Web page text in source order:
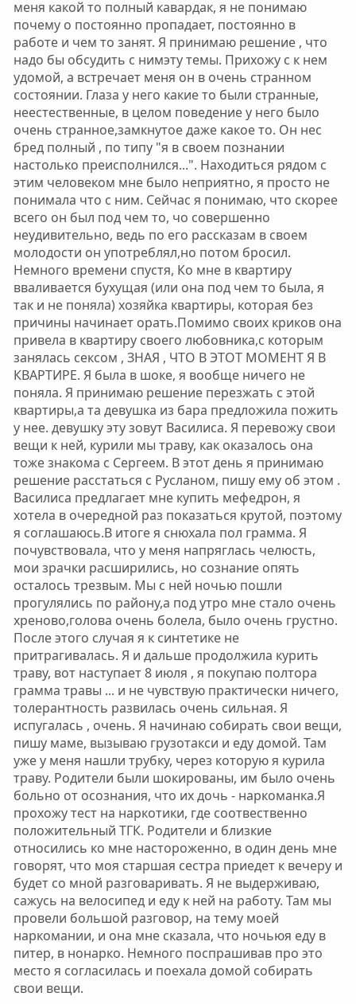
меня какой то полный кавардак, я не понимаю
почему о постоянно пропадает, постоянно в
работе и чем то занят. Я принимаю решение , что
надо бы обсудить с нимэту темы. Прихожу с к нем
удомой, а встречает меня он в очень странном
состоянии. Глаза у него какие то были странные,
неестественные, в целом поведение у него было
очень странное,замкнутое даже какое то. Он нес
бред полный , по типу "я в своем познании
настолько преисполнился...". Находиться рядом с
этим человеком мне было неприятно, я просто не
понимала что с ним. Сейчас я понимаю, что скорее
всего он был под чем то, чо совершенно
неудивительно, ведь по его рассказам в своем
молодости он употреблял,но потом бросил.
Немного времени спустя, Ко мне в квартиру
вваливается бухущая (или она под чем то была, я
так и не поняла) хозяйка квартиры, которая без
причины начинает орать.Помимо своих криков она
привела в квартиру своего любовника,с которым
занялась сексом , ЗНАЯ , ЧТО В ЭТОТ МОМЕНТ Я В
КВАРТИРЕ. Я была в шоке, я вообще ничего не
поняла. Я принимаю решение перезжать с этой
квартиры,а та девушка из бара предложила пожить
у нее. девушку эту зовут Василиса. Я перевожу свои
вещи к ней, курили мы траву, как оказалось она
тоже знакома с Сергеем. В этот день я принимаю
решение расстаться с Русланом, пишу ему об этом .
Василиса предлагает мне купить мефедрон, я
хотела в очередной раз показаться крутой, поэтому
я соглашаюсь.В итоге я снюхала пол грамма. Я
почувствовала, что у меня напряглась челюсть,
мои зрачки расширились, но сознание опять
осталось трезвым. Мы с ней ночью пошли
прогулялись по району,а под утро мне стало очень
хреново,голова очень болела, было очень грустно.
После этого случая я к синтетике не
притрагивалась. Я и дальше продолжила курить
траву, вот наступает 8 июля , я покупаю полтора
грамма травы ... и не чувствую практически ничего,
толерантность развилась очень сильная. Я
испугалась , очень. Я начинаю собирать свои вещи,
пишу маме, вызываю грузотакси и еду домой. Там
уже у меня нашли трубку, через которую я курила
траву. Родители были шокированы, им было очень
больно от осознания, что их дочь - наркоманка.Я
прохожу тест на наркотики, где соотвественно
положительный ТГК. Родители и близкие
относились ко мне настороженно, в один день мне
говорят, что моя старшая сестра приедет к вечеру и
будет со мной разговаривать. Я не выдерживаю,
сажусь на велосипед и еду к ней на работу. Там мы
провели большой разговор, на тему моей
наркомании, и она мне сказала, что ночьюя еду в
питер, в нонарко. Немного поспрашивав про это
место я согласилась и поехала домой собирать
свои вещи.